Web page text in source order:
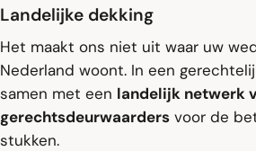
Landelijke dekking
Het maakt ons niet uit waar uw
Nederland woont. In een
samen met een landelijk netwerk
gerechtsdeurwaarders voor de
stukken.